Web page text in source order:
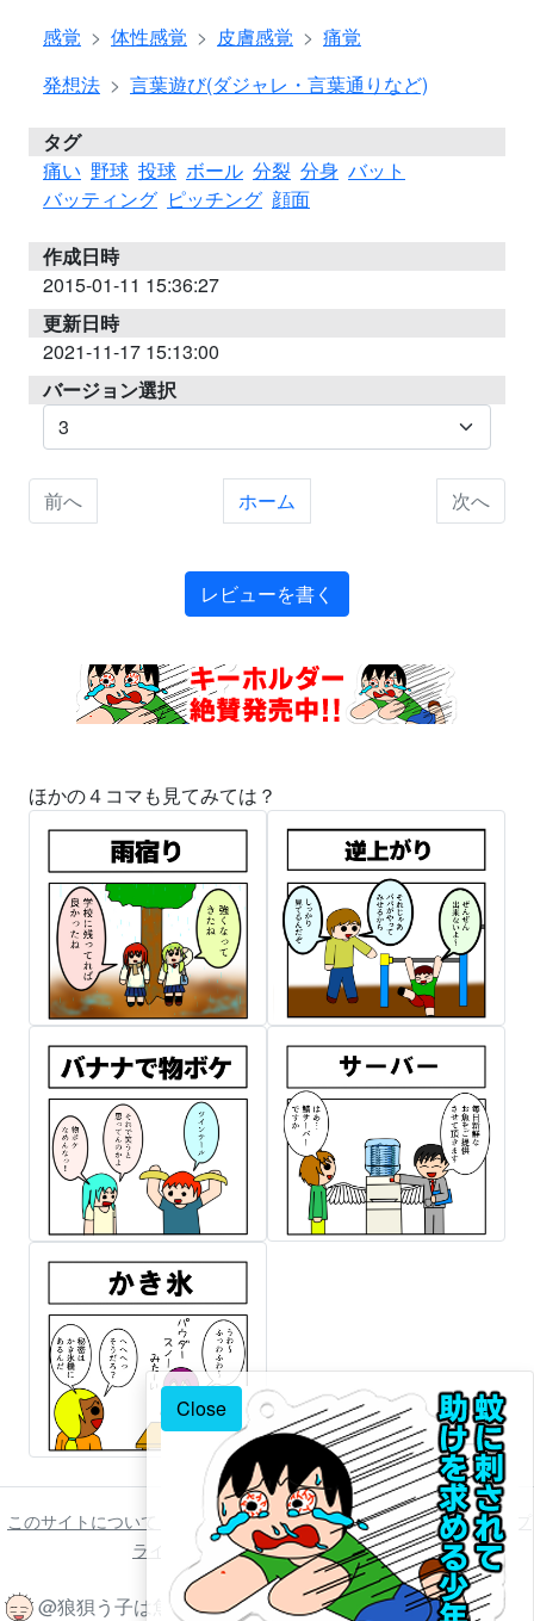
Close
感覚
体性感覚 皮膚感覚
痛覚
発想法
言葉遊び(ダジャレ・言葉通りなど)
タグ
痛い 野球 投球 ボール 分裂 分身 バット
バッティング ピッチング 顔面
作成日時
2015-01-11 15:36:27
更新日時
2021-11-17 15:13:00
バージョン選択
前へ ホーム 次へ
レビューを書く
ほかの４コマも見てみては？
このサイトについて ご利用について 著作権について 免責事項
ライバシーポリシー お問い合わせ
@狼狽う子は魚 2022